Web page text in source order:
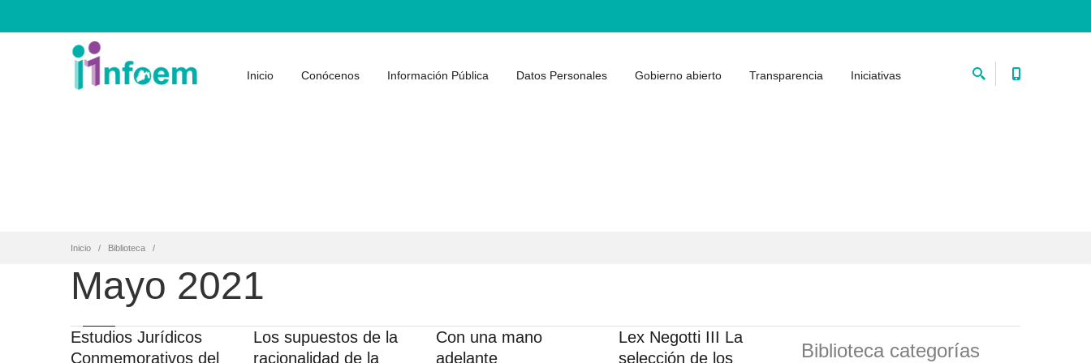
Inicio Conócenos Información Pública Datos Personales Gobierno abierto Transparencia Iniciativas
Inicio Biblioteca
Mayo 2021
Estudios Jurídicos
Conmemorativos del
Los supuestos de la
racionalidad de la
Con una mano
adelante
Lex Negotti III La
selección de los
Biblioteca categorías